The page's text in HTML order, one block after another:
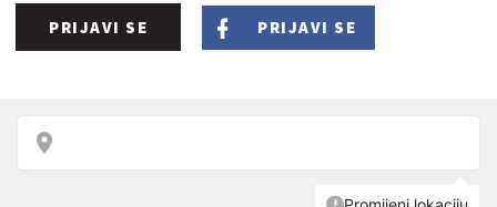
PRIJAVI SE PRIJAVI SE